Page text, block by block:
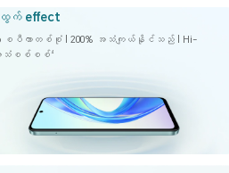
က် effect
စပီကာတစ်စုံ | 200% အသံကျယ်နိုင်သည် | Hi-
အသံစစ်စစ်4